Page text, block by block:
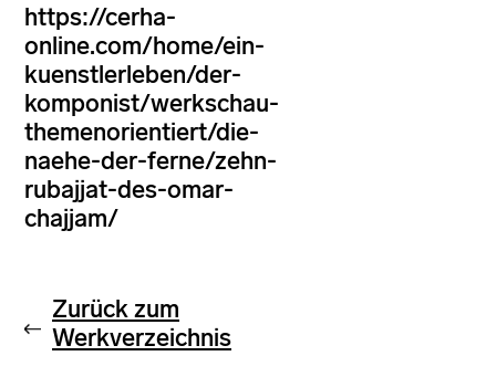
https://cerha-
online.com/home/ein-
kuenstlerleben/der-
komponist/werkschau-
themenorientiert/die-
naehe-der-ferne/zehn-
rubajjat-des-omar-
chajjam/
Zurück zum
Werkverzeichnis